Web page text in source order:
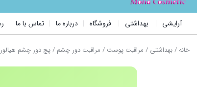
آرایشی بهداشتی فروشگاه درباره ما تماس با ما
خانه/بهداشتی / مراقبت پوست / مراقبت دور چشم / پچ دور چشم